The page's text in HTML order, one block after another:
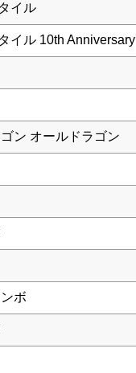
イル
イル 10th Anniversary
ン オールドラゴン
ボ